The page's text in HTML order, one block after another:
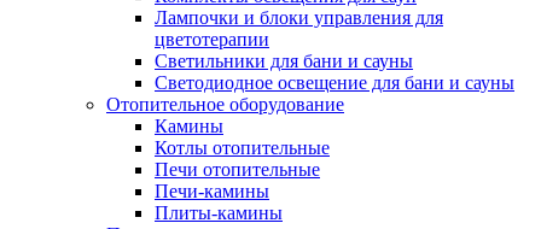
Лампочки и блоки управления для
цветотерапии
Светильники для бани и сауны
Светодиодное освещение для бани и сауны
Отопительное оборудование
Камины
Котлы отопительные
Печи отопительные
Печи-камины
Плиты-камины